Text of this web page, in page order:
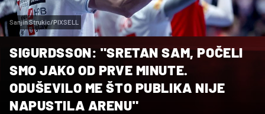
Sanjin Strukic/PIXSELL
SIGURDSSON: "SRETAN SAM, POČELI
SMO JAKO OD PRVE MINUTE.
ODUŠEVILO ME ŠTO PUBLIKA NIJE
NAPUSTILA ARENU"